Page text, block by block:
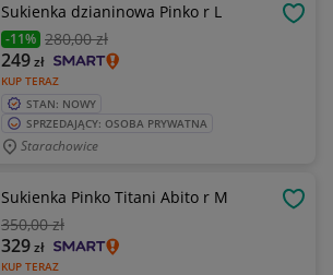
Sukienka dzianinowa Pinko r L
-11% 280,00 zł
KUP TERAZ
249zł
STAN: NOWY
SPRZEDAJĄCY: OSOBA PRYWATNA
Starachowice
Sukienka Pinko Titani Abito r M
350,00 zł
KUP TERAZ
329zł